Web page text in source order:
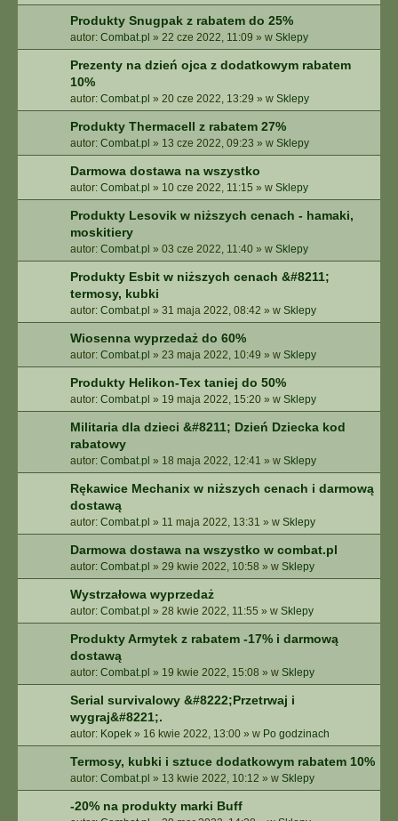
Produkty Snugpak z rabatem do 25%
autor: Combat.pl » 22 cze 2022, 11:09 » w Sklepy
Prezenty na dzień ojca z dodatkowym rabatem
10%
autor: Combat.pl » 20 cze 2022, 13:29 » w Sklepy
Produkty Thermacell z rabatem 27%
autor: Combat.pl » 13 cze 2022, 09:23 » w Sklepy
Darmowa dostawa na wszystko
autor: Combat.pl » 10 cze 2022, 11:15 » w Sklepy
Produkty Lesovik w niższych cenach - hamaki,
moskitiery
autor: Combat.pl » 03 cze 2022, 11:40 » w Sklepy
Produkty Esbit w niższych cenach &#8211;
termosy, kubki
autor: Combat.pl » 31 maja 2022, 08:42 » w Sklepy
Wiosenna wyprzedaż do 60%
autor: Combat.pl » 23 maja 2022, 10:49 » w Sklepy
Produkty Helikon-Tex taniej do 50%
autor: Combat.pl » 19 maja 2022, 15:20 » w Sklepy
Militaria dla dzieci &#8211; Dzień Dziecka kod
rabatowy
autor: Combat.pl » 18 maja 2022, 12:41 » w Sklepy
Rękawice Mechanix w niższych cenach i darmową
dostawą
autor: Combat.pl » 11 maja 2022, 13:31 » w Sklepy
Darmowa dostawa na wszystko w combat.pl
autor: Combat.pl » 29 kwie 2022, 10:58 » w Sklepy
Wystrzałowa wyprzedaż
autor: Combat.pl » 28 kwie 2022, 11:55 » w Sklepy
Produkty Armytek z rabatem -17% i darmową
dostawą
autor: Combat.pl » 19 kwie 2022, 15:08 » w Sklepy
Serial survivalowy &#8222;Przetrwaj i
wygraj&#8221;.
autor: Kopek » 16 kwie 2022, 13:00 » w Po godzinach
Termosy, kubki i sztuce dodatkowym rabatem 10%
autor: Combat.pl » 13 kwie 2022, 10:12 » w Sklepy
-20% na produkty marki Buff